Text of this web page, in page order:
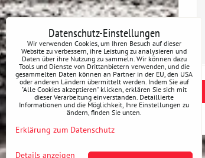
Datenschutz-Einstellungen
Wir verwenden Cookies, um Ihren Besuch auf dieser
Website zu verbessern, ihre Leistung zu analysieren und
Daten über ihre Nutzung zu sammeln. Wir können dazu
Tools und Dienste von Drittanbietern verwenden, und die
gesammelten Daten können an Partner in der EU, den USA
oder anderen Ländern übermittelt werden. Indem Sie auf
"Alle Cookies akzeptieren" klicken, erklären Sie sich mit
dieser Verarbeitung einverstanden. Detaillierte
Informationen und die Möglichkeit, Ihre Einstellungen zu
ändern, finden Sie unten.
Erklärung zum Datenschutz
Details anzeigen